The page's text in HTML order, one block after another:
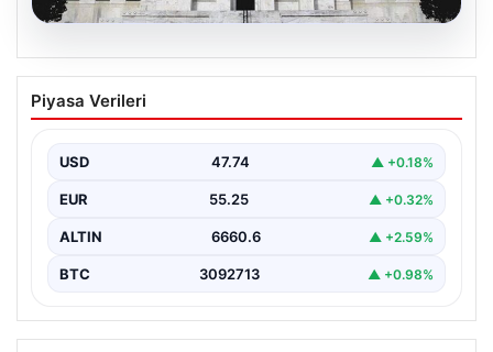
06.08.2026
Fed faizi sabit tuttu
{ "title": "ABD Merkez Bankası Faiz Oranında Değişiklik
Piyasa Verileri
USD 47.74 ▲ +0.18%
EUR 55.25 ▲ +0.32%
ALTIN 6660.6 ▲ +2.59%
BTC 3092713 ▲ +0.98%